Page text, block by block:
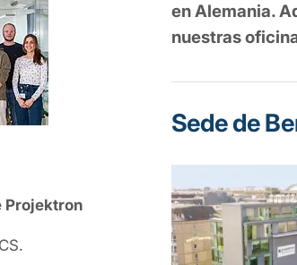
en Alemania.
nuestras
Sede de
Projektron